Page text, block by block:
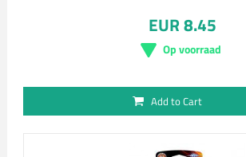
EUR 8.45
Op voorraad
Add to Cart